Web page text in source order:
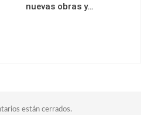
nuevas obras y…
están cerrados.